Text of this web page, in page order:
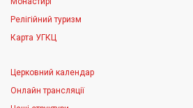
Релігійний туризм
Карта УГКЦ
Церковний календар
Онлайн трансляції